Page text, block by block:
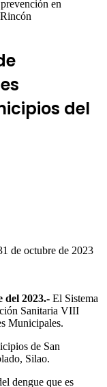
en
del
de octubre de 2023
del 2023.- El Sistema
Sanitaria VIII
Municipales.
de San
Silao.
dengue que es